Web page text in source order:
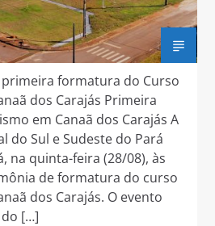
formatura do Curso
dos Carajás Primeira
em Canaã dos Carajás A
do Sul e Sudeste do Pará
na quinta-feira (28/08), às
de formatura do curso
dos Carajás. O evento
[…]